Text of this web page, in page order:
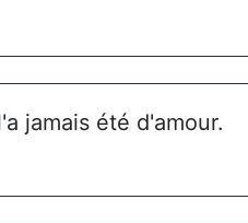
jamais été d'amour.